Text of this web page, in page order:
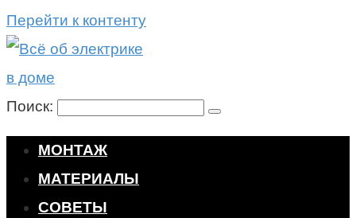
Перейти к контенту
Поиск:
МОНТАЖ
МАТЕРИАЛЫ
СОВЕТЫ